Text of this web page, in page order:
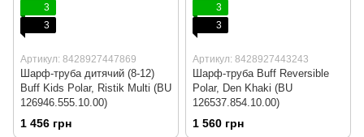
3
3
Артикул: 8428927447869
Шарф-труба дитячий (8-12)
Buff Kids Polar, Ristik Multi (BU
126946.555.10.00)
1 456 грн
3
3
Артикул: 8428927443243
Шарф-труба Buff Reversible
Polar, Den Khaki (BU
126537.854.10.00)
1 560 грн